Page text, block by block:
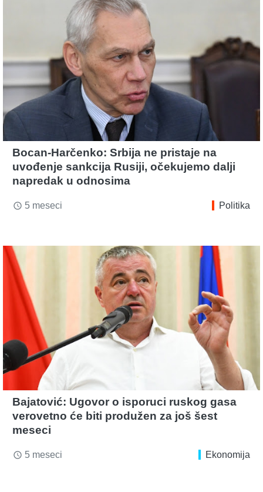
Bocan-Harčenko: Srbija ne pristaje na
uvođenje sankcija Rusiji, očekujemo dalji
napredak u odnosima
access_time 5 meseci Politika
Bajatović: Ugovor o isporuci ruskog gasa
verovetno će biti produžen za još šest
meseci
access_time 5 meseci Ekonomija